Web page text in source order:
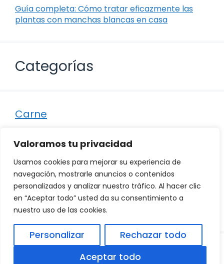
Valoramos tu privacidad
Usamos cookies para mejorar su experiencia de
navegación, mostrarle anuncios o contenidos
personalizados y analizar nuestro tráfico. Al hacer clic
en “Aceptar todo” usted da su consentimiento a
nuestro uso de las cookies.
Personalizar
Rechazar todo
Aceptar todo
Guía completa: Cómo tratar eficazmente las
plantas con manchas blancas en casa
Categorías
Carne
Otro
Pescado
Recetas
Política de Privacidad Aviso Legal|